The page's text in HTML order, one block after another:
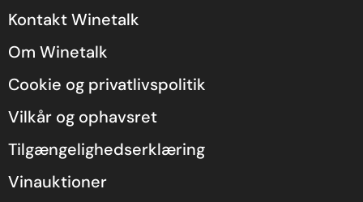
Kontakt Winetalk
Om Winetalk
Cookie og privatlivspolitik
Vilkår og ophavsret
Tilgængelighedserklæring
Vinauktioner